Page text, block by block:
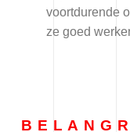
voortdurende
ze goed